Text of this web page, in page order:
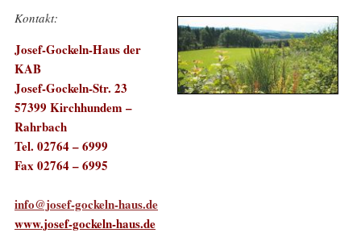
Kontakt:
Josef-Gockeln-Haus der
KAB
Josef-Gockeln-Str. 23
57399 Kirchhundem –
Rahrbach
Tel. 02764 – 6999
Fax 02764 – 6995
info@josef-gockeln-haus.de
www.josef-gockeln-haus.de